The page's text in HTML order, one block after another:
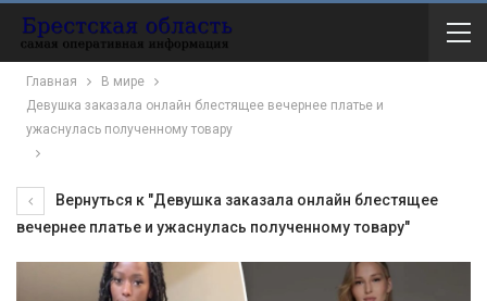
Главная
В мире
Девушка заказала онлайн блестящее вечернее платье и
ужаснулась полученному товару
Вернуться к "Девушка заказала онлайн блестящее
вечернее платье и ужаснулась полученному товару"